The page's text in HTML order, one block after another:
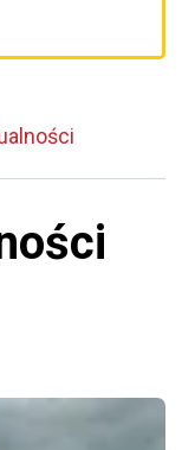
do następnego